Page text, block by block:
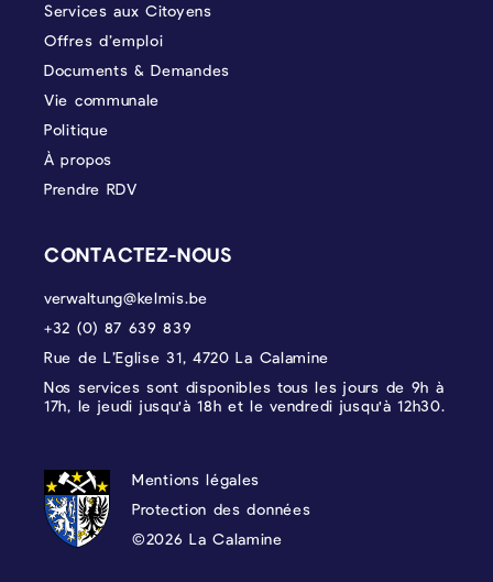
Services aux Citoyens
Offres d’emploi
Documents & Demandes
Vie communale
Politique
À propos
Prendre RDV
CONTACTEZ-NOUS
verwaltung@kelmis.be
+32 (0) 87 639 839
Rue de L’Eglise 31, 4720 La Calamine
Nos services sont disponibles tous les jours de 9h à
17h, le jeudi jusqu'à 18h et le vendredi jusqu'à 12h30.
PROTECTION DES DONNÉES, MENTIONS
Mentions légales
Protection des données
©2026 La Calamine